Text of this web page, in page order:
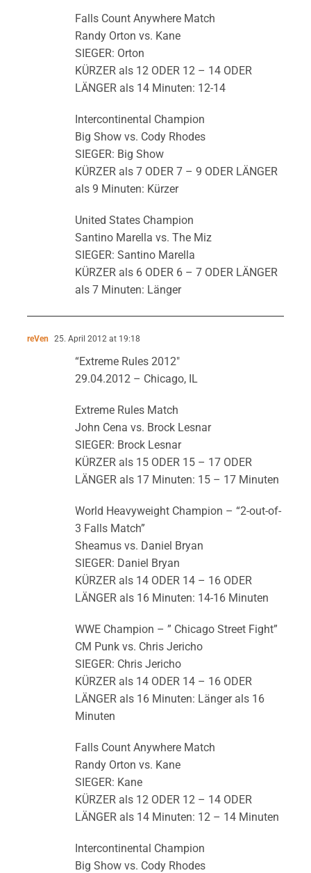
Falls Count Anywhere Match
Randy Orton vs. Kane
SIEGER: Orton
KÜRZER als 12 ODER 12 – 14 ODER
LÄNGER als 14 Minuten: 12-14
Intercontinental Champion
Big Show vs. Cody Rhodes
SIEGER: Big Show
KÜRZER als 7 ODER 7 – 9 ODER LÄNGER
als 9 Minuten: Kürzer
United States Champion
Santino Marella vs. The Miz
SIEGER: Santino Marella
KÜRZER als 6 ODER 6 – 7 ODER LÄNGER
als 7 Minuten: Länger
reVen 25. April 2012 at 19:18
“Extreme Rules 2012″
29.04.2012 – Chicago, IL
Extreme Rules Match
John Cena vs. Brock Lesnar
SIEGER: Brock Lesnar
KÜRZER als 15 ODER 15 – 17 ODER
LÄNGER als 17 Minuten: 15 – 17 Minuten
World Heavyweight Champion – “2-out-of-
3 Falls Match”
Sheamus vs. Daniel Bryan
SIEGER: Daniel Bryan
KÜRZER als 14 ODER 14 – 16 ODER
LÄNGER als 16 Minuten: 14-16 Minuten
WWE Champion – ” Chicago Street Fight”
CM Punk vs. Chris Jericho
SIEGER: Chris Jericho
KÜRZER als 14 ODER 14 – 16 ODER
LÄNGER als 16 Minuten: Länger als 16
Minuten
Falls Count Anywhere Match
Randy Orton vs. Kane
SIEGER: Kane
KÜRZER als 12 ODER 12 – 14 ODER
LÄNGER als 14 Minuten: 12 – 14 Minuten
Intercontinental Champion
Big Show vs. Cody Rhodes